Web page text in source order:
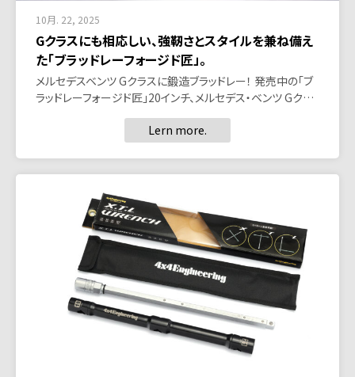
10月. 22, 2025
Gクラスにも相応しい、強靭さとスタイルを兼ね備え
た「ブラッドレーフォージド匠」。
メルセデスベンツ Gクラスに鍛造ブラッドレー！ 発売中の「ブ
ラッドレーフォージド匠」20インチ、メルセデス・ベンツ Gク…
Lern more.